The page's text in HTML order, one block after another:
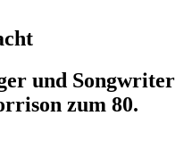
und Songwriter
zum 80.